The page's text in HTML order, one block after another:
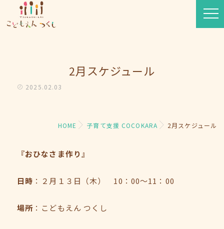
2月スケジュール
2025.02.03
HOME 子育て支援 COCOKARA 2月スケジュール
『おひなさま作り 』
日時 ：２月１３日（木） 10：00～11：00
場所 ：こどもえん つくし